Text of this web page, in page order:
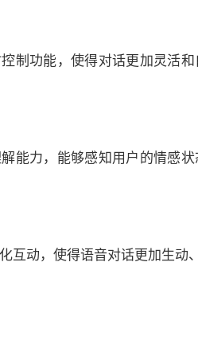
制功能，使得对话更加灵活
能力，能够感知用户的情感
互动，使得语音对话更加生动